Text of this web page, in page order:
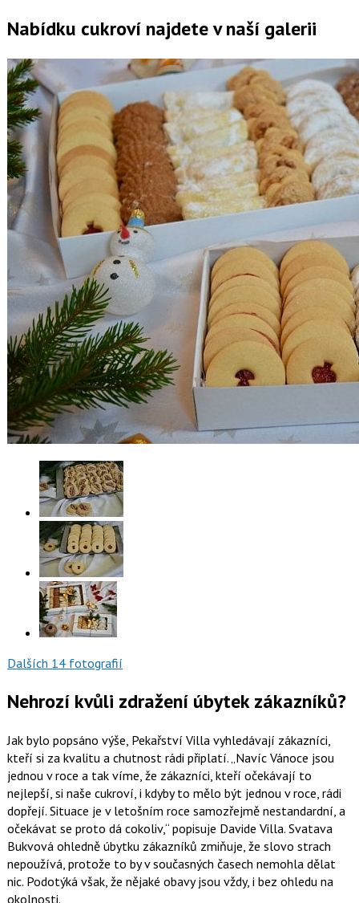
Nabídku cukroví najdete v naší galerii
Dalších 14 fotografií
Nehrozí kvůli zdražení úbytek zákazníků?
Jak bylo popsáno výše, Pekařství Villa vyhledávají zákazníci,
kteří si za kvalitu a chutnost rádi připlatí. Navíc Vánoce jsou
jednou v roce a tak víme, že zákazníci, kteří očekávají to
nejlepší, si naše cukroví, i kdyby to mělo být jednou v roce, rádi
dopřejí. Situace je v letošním roce samozřejmě nestandardní, a
očekávat se proto dá cokoliv, popisuje Davide Villa. Svatava
Bukvová ohledně úbytku zákazníků zmiňuje, že slovo strach
nepoužívá, protože to by v současných časech nemohla dělat
nic. Podotýká však, že nějaké obavy jsou vždy, i bez ohledu na
okolnosti.